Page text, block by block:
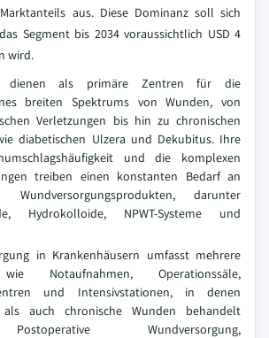
aus. Diese Dominanz soll sich
Segment bis 2034 voraussichtlich USD 4
wird.
dienen als primäre Zentren für die
breiten Spektrums von Wunden, von
Verletzungen bis hin zu chronischen
diabetischen Ulzera und Dekubitus. Ihre
und die komplexen
treiben einen konstanten Bedarf an
Wundversorgungsprodukten, darunter
Hydrokolloide, NPWT-Systeme und
in Krankenhäusern umfasst mehrere
Notaufnahmen, Operationssäle,
und Intensivstationen, in denen
auch chronische Wunden behandelt
Wundversorgung,